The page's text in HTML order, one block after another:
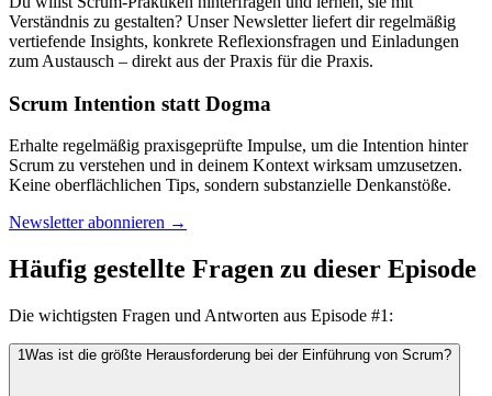
Verständnis zu gestalten? Unser Newsletter liefert dir regelmäßig
vertiefende Insights, konkrete Reflexionsfragen und Einladungen
zum Austausch – direkt aus der Praxis für die Praxis.
Scrum Intention statt Dogma
Erhalte regelmäßig praxisgeprüfte Impulse, um die Intention hinter
Scrum zu verstehen und in deinem Kontext wirksam umzusetzen.
Keine oberflächlichen Tips, sondern substanzielle Denkanstöße.
Newsletter abonnieren →
Häufig gestellte Fragen zu dieser Episode
Die wichtigsten Fragen und Antworten aus Episode #1 :
1Was ist die größte Herausforderung bei der Einführung von Scrum?